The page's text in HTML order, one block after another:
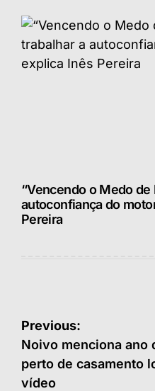
“Vencendo o Medo de
autoconfiança do
Pereira
Navegação
de
Post
Previous:
Noivo menciona ano
perto de casamento
vídeo